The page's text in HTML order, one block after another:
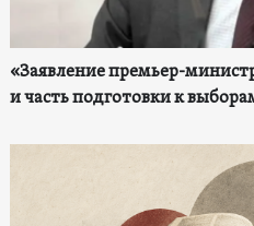
«Заявление премьер-
и часть подготовки к